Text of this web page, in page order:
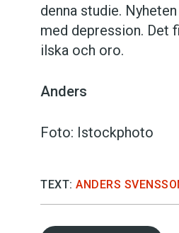
denna studie.
med depression. Det
ilska och oro.
Anders
Foto: Istockphoto
TEXT: ANDERS